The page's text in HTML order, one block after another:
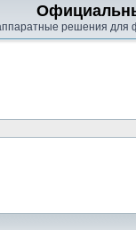
решения для